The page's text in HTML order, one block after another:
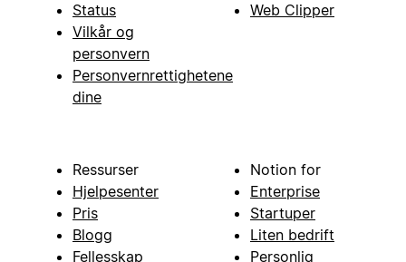
Status
Vilkår og
personvern
Personvernrettighetene
dine
Web Clipper
Ressurser
Hjelpesenter
Pris
Blogg
Fellesskap
Notion for
Enterprise
Startuper
Liten bedrift
Personlig